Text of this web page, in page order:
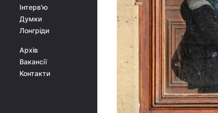
Інтерв'ю
Думки
Лонгріди
Архів
Вакансії
Контакти